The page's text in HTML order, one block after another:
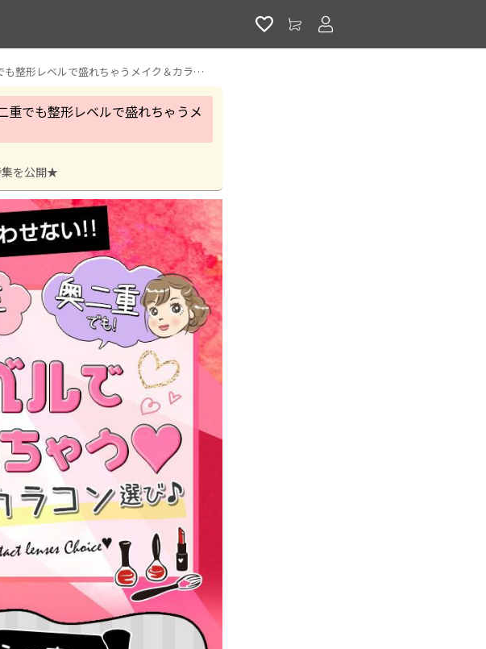
もうコンプレックスとは言わせない！一重でも奥二重でも整形レベルで盛れちゃうメイク＆カラコン選び！｜激安カラコン通販ホテラバ
重でも整形レベルで盛れちゃうメ
集を公開★